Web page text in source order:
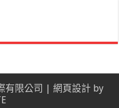
有限公司 | 網頁設計by